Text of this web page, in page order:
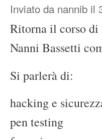
Inviato da nannib il
Ritorna il corso di
Nanni Bassetti
Si parlerà di:
hacking e
pen testing